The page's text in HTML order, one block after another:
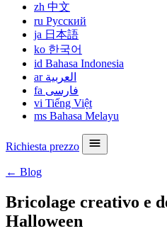
zh 中文
ru Русский
ja 日本語
ko 한국어
id Bahasa Indonesia
ar العربية
fa فارسی
vi Tiếng Việt
ms Bahasa Melayu
Richiesta prezzo
← Blog
Bricolage creativo e
Halloween